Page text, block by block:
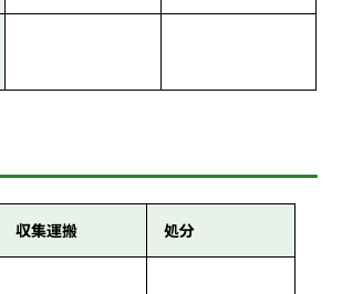
収集運搬 処分